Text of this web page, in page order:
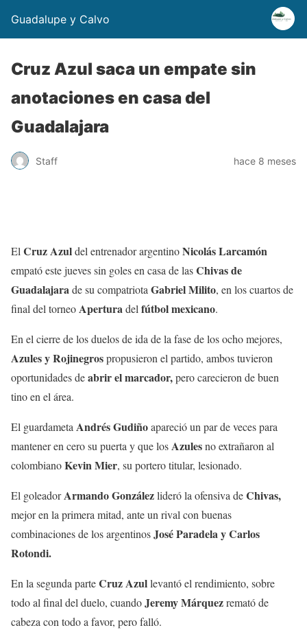
Guadalupe y Calvo
Cruz Azul saca un empate sin
anotaciones en casa del
Guadalajara
Staff hace 8 meses
El Cruz Azuldel entrenador argentinoNicolás Larcamón
empató este jueves sin goles en casa de lasChivas de
Guadalajarade su compatriota Gabriel Milito, en los cuartos de
final del torneoAperturadel fútbol mexicano.
En el cierre de los duelos de ida de la fase de los ocho mejores,
Azules y Rojinegrospropusieron el partido, ambos tuvieron
oportunidades deabrir el marcador,pero carecieron de buen
tino en el área.
El guardameta Andrés Gudiñoapareció un par de veces para
mantener en cero su puerta y que losAzulesno extrañaron al
colombianoKevin Mier, su portero titular, lesionado.
El goleadorArmando Gonzálezlideró la ofensiva deChivas,
mejor en la primera mitad, ante un rival con buenas
combinaciones de los argentinosJosé Paradela y Carlos
Rotondi.
En la segunda parteCruz Azullevantó el rendimiento, sobre
todo al final del duelo, cuandoJeremy Márquezremató de
cabeza con todo a favor, pero falló.